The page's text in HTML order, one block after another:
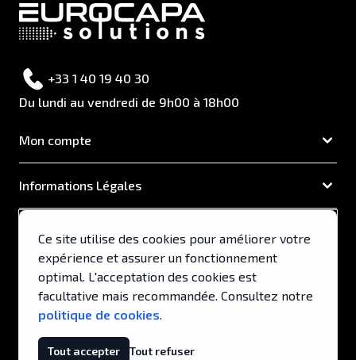
+33 1 40 19 40 30
Du lundi au vendredi de 9h00 à 18h00
Mon compte
Informations Légales
Support & Services
Ce site utilise des cookies pour améliorer votre
expérience et assurer un fonctionnement
optimal. L'acceptation des cookies est
facultative mais recommandée. Consultez notre
politique de cookies.
Tout accepter Tout refuser